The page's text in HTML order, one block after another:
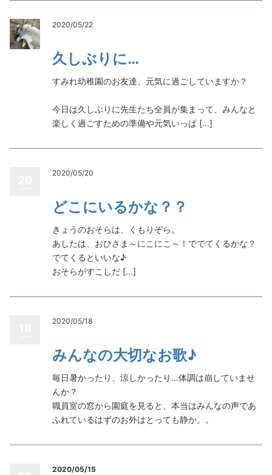
2020/05/22
久しぶりに…
すみれ幼稚園のお友達、元気に過ごしていますか？
今日は久しぶりに先生たち全員が集まって、みんなと
楽しく過ごすための準備や元気いっぱ [...]
2020/05/20
どこにいるかな？？
きょうのおそらは、くもりぞら。
あしたは、おひさま～にこにこ～！ででてくるかな？
でてくるといいな♪
おそらがすこしだ [...]
2020/05/18
みんなの大切なお歌♪
毎日暑かったり、涼しかったり…体調は崩していませ
んか？
職員室の窓から園庭を見ると、本当はみんなの声であ
ふれているはずのお外はとっても静か。。
2020/05/15